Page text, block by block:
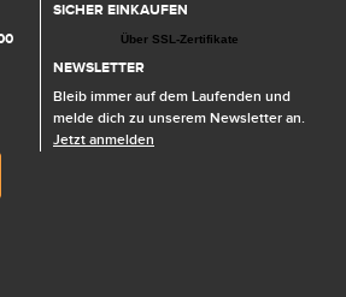
SICHER EINKAUFEN
Über SSL-Zertifikate
NEWSLETTER
Bleib immer auf dem Laufenden und
melde dich zu unserem Newsletter an.
Jetzt anmelden